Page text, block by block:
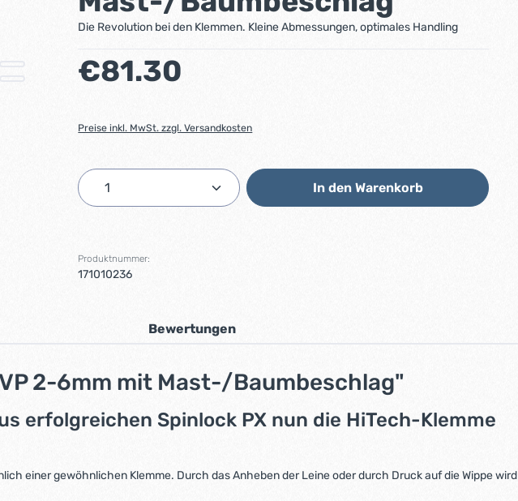
Die Revolution bei den Klemmen. Kleine Abmessungen, optimales Handling
Regulärer Preis:
€81.30
Preise inkl. MwSt. zzgl. Versandkosten
Produkt Anzahl: Gib den gewünschten Wert ein
In den Warenkorb
Produktnummer:
171010236
Bewertungen
2-6mm mit Mast-/Baumbeschlag"
erfolgreichen Spinlock PX nun die HiTech-Klemme
einer gewöhnlichen Klemme. Durch das Anheben der Leine oder durch Druck auf die Wippe wird